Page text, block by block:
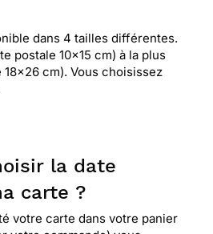
dans 4 tailles différentes.
postale 10x15 cm) à la plus
cm). Vous choisissez
la date
carte ?
votre carte dans votre panier